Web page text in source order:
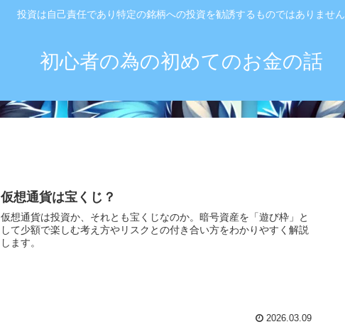
投資は自己責任であり特定の銘柄への投資を勧誘するものではありません
初心者の為の初めてのお金の話
仮想通貨は宝くじ？
仮想通貨は投資か、それとも宝くじなのか。暗号資産を「遊び枠」と
して少額で楽しむ考え方やリスクとの付き合い方をわかりやすく解説
します。
2026.03.09